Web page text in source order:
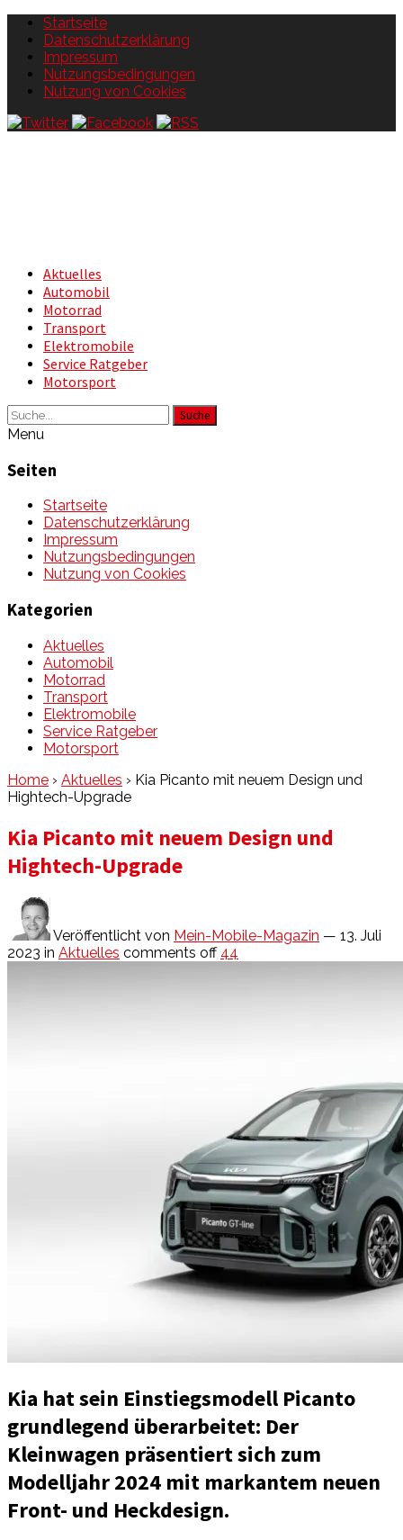
Startseite
Datenschutzerklärung
Impressum
Nutzungsbedingungen
Nutzung von Cookies
Aktuelles
Automobil
Motorrad
Transport
Elektromobile
Service Ratgeber
Motorsport
Suche
Menu
Seiten
Startseite
Datenschutzerklärung
Impressum
Nutzungsbedingungen
Nutzung von Cookies
Kategorien
Aktuelles
Automobil
Motorrad
Transport
Elektromobile
Service Ratgeber
Motorsport
Home › Aktuelles › Kia Picanto mit neuem Design und
Hightech-Upgrade
Kia Picanto mit neuem Design und
Hightech-Upgrade
Veröffentlicht von Mein-Mobile-Magazin — 13. Juli
2023 in Aktuelles comments off 44
Kia hat sein Einstiegsmodell Picanto
grundlegend überarbeitet: Der
Kleinwagen präsentiert sich zum
Modelljahr 2024 mit markantem neuen
Front- und Heckdesign.